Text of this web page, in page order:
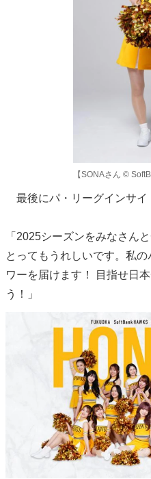
【SONAさん ©
最後にパ・リーグインサ
「2025シーズンをみなさん
とってもうれしいです。私
ワーを届けます！ 目指せ日
う！」